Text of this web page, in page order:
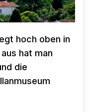
hoch oben in
hat man
die